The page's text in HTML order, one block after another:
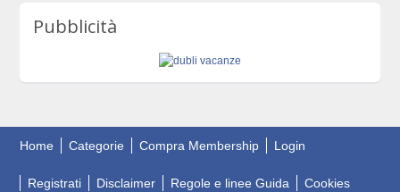
Pubblicità
Home Categorie Compra Membership Login
Registrati Disclaimer Regole e linee Guida Cookies